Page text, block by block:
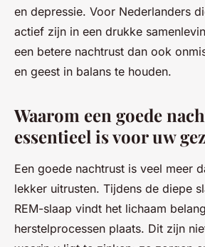
en depressie. Voor Nederlanders
actief zijn in een drukke
een betere nachtrust dan ook
en geest in balans te houden.
Waarom een goede
essentieel is voor uw
Een goede nachtrust is veel meer
lekker uitrusten. Tijdens de diepe
REM-slaap vindt het lichaam
herstelprocessen plaats. Dit zijn